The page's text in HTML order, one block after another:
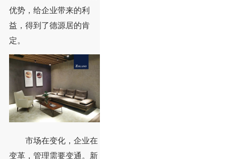
优势，给企业带来的利
益，得到了德源居的肯
定。
市场在变化，企业在
变革，管理需要变通。新